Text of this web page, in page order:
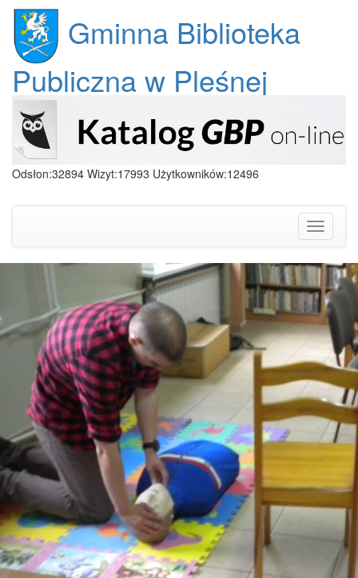
Gminna Biblioteka
Publiczna w Pleśnej
Odsłon:32894 Wizyt:17993 Użytkowników:12496
Toggle